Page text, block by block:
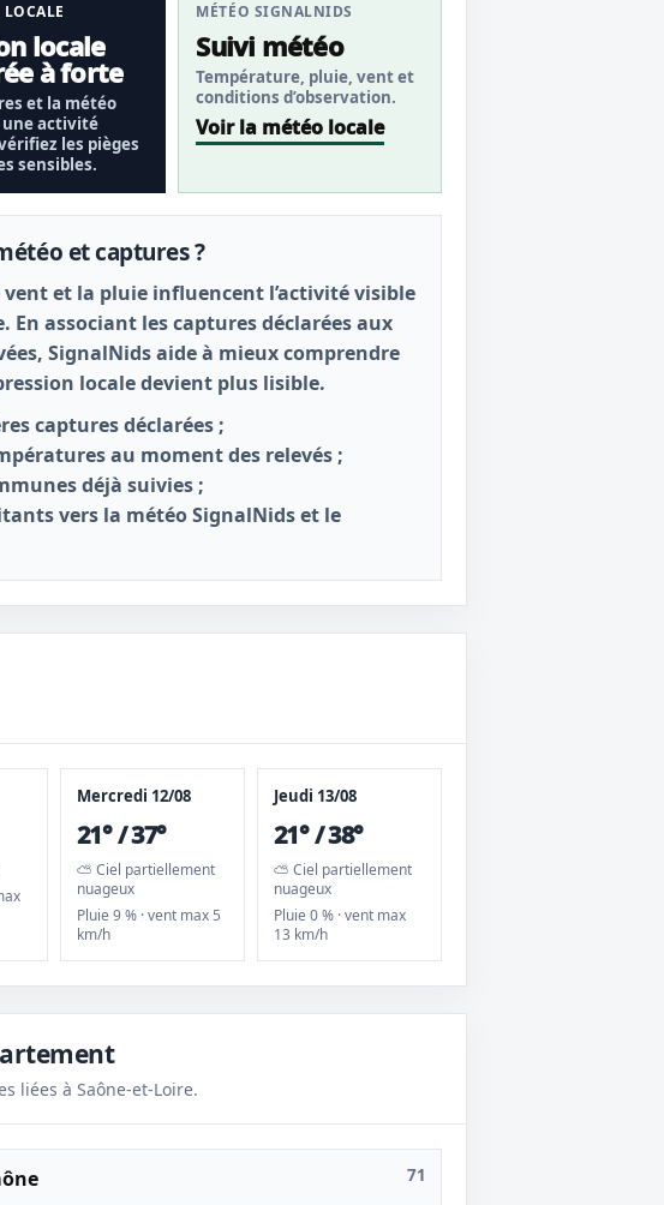
locale
à forte
et la météo
activité
les pièges
sensibles.
MÉTÉO SIGNALNIDS
Suivi météo
Température, pluie, vent et
conditions d’observation.
Voir la météo locale
et captures ?
et la pluie influencent l’activité visible
En associant les captures déclarées aux
SignalNids aide à mieux comprendre
locale devient plus lisible.
captures déclarées ;
au moment des relevés ;
déjà suivies ;
vers la météo SignalNids et le
Mercredi 12/08
21° / 37°
⛅ Ciel partiellement
nuageux
Pluie 9 % · vent max 5
km/h
Jeudi 13/08
21° / 38°
⛅ Ciel partiellement
nuageux
Pluie 0 % · vent max
13 km/h
liées à Saône-et-Loire.
71